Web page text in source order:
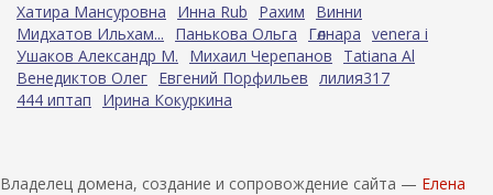
Хатира Мансуровна Инна Rub Рахим
Винни
Мидхатов Ильхам...
Панькова Ольга Гөлнара venera i
Ушаков Александр М.
Михаил Черепанов
Tatiana Al
Венедиктов Олег Евгений Порфильев лилия317
444 иптап
Ирина Кокуркина
Владелец домена, создание и сопровождение сайта — Елена